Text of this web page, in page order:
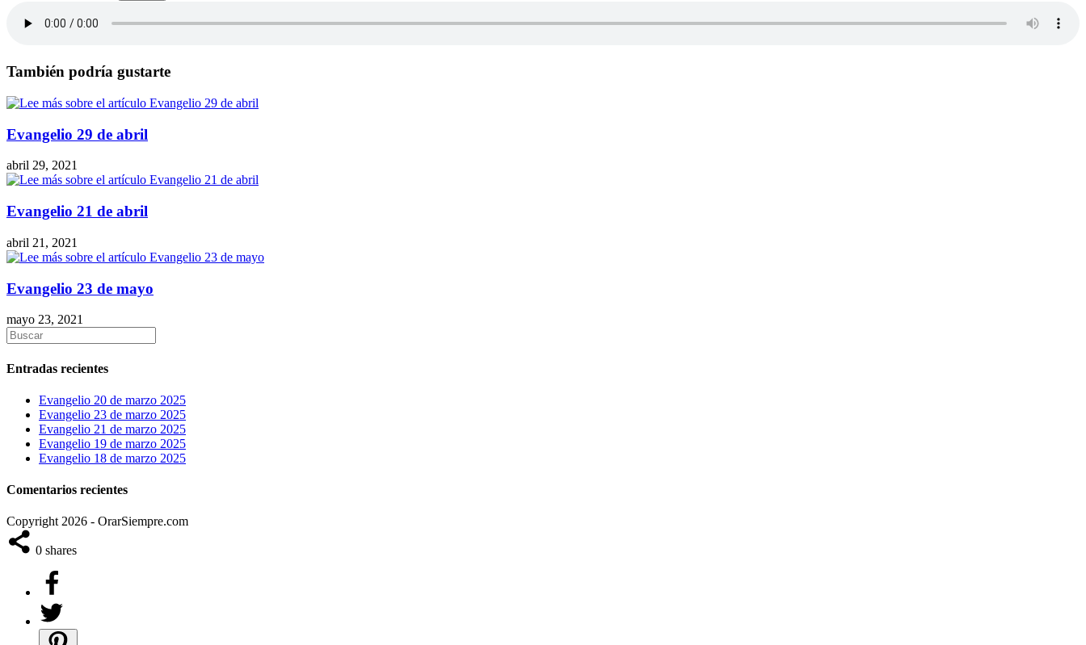
También podría gustarte
Evangelio 29 de abril
abril 29, 2021
Evangelio 21 de abril
abril 21, 2021
Evangelio 23 de mayo
mayo 23, 2021
Entradas recientes
Evangelio 20 de marzo 2025
Evangelio 23 de marzo 2025
Evangelio 21 de marzo 2025
Evangelio 19 de marzo 2025
Evangelio 18 de marzo 2025
Comentarios recientes
Copyright 2026 - OrarSiempre.com
0 shares